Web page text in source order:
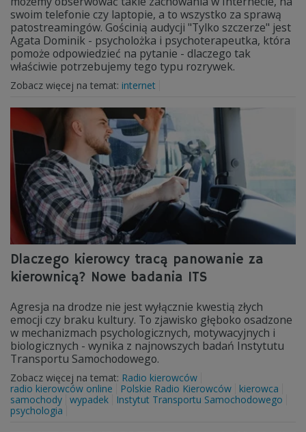
swoim telefonie czy laptopie, a to wszystko za sprawą
patostreamingów. Gościnią audycji "Tylko szczerze" jest
Agata Dominik - psycholożka i psychoterapeutka, która
pomoże odpowiedzieć na pytanie - dlaczego tak
właściwie potrzebujemy tego typu rozrywek.
Zobacz więcej na temat: internet
Dlaczego kierowcy tracą panowanie za
kierownicą? Nowe badania ITS
Agresja na drodze nie jest wyłącznie kwestią złych
emocji czy braku kultury. To zjawisko głęboko osadzone
w mechanizmach psychologicznych, motywacyjnych i
biologicznych - wynika z najnowszych badań Instytutu
Transportu Samochodowego.
Zobacz więcej na temat: Radio kierowców
radio kierowców online
Polskie Radio Kierowców
kierowca
samochody wypadek
Instytut Transportu Samochodowego
psychologia